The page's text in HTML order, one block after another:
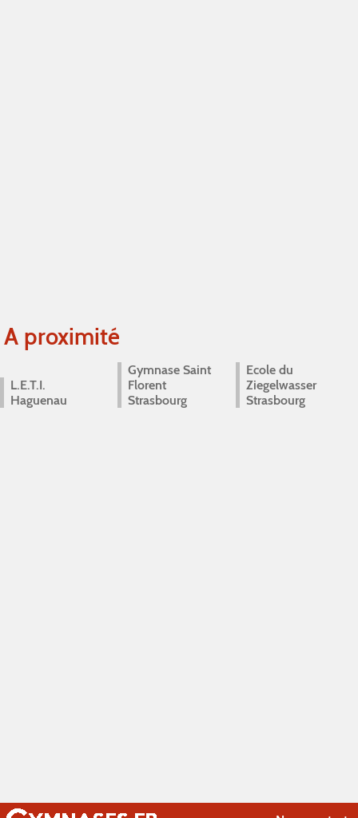
A proximité
L.E.T.I.
Haguenau
Gymnase Saint
Florent
Strasbourg
Ecole du
Ziegelwasser
Strasbourg